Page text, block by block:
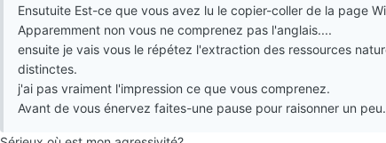
Ensutuite Est-ce que vous avez lu le copier-coller de la page
Apparemment non vous ne comprenez pas l'anglais....
ensuite je vais vous le répétez l'extraction des ressources
distinctes.
j'ai pas vraiment l'impression ce que vous comprenez.
Avant de vous énervez faites-une pause pour raisonner un